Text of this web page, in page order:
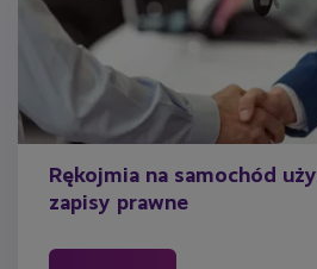
Rękojmia na samochód
zapisy prawne